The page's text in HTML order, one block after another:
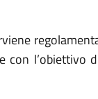
l’obiettivo